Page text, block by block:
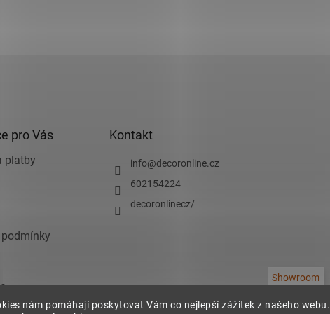
nám pomáhají poskytovat Vám co nejlepší zážitek z našeho webu.
pro Vás
platby
Kontakt
info@decoronline.cz
602154224
decoronlinecz/
Showroom